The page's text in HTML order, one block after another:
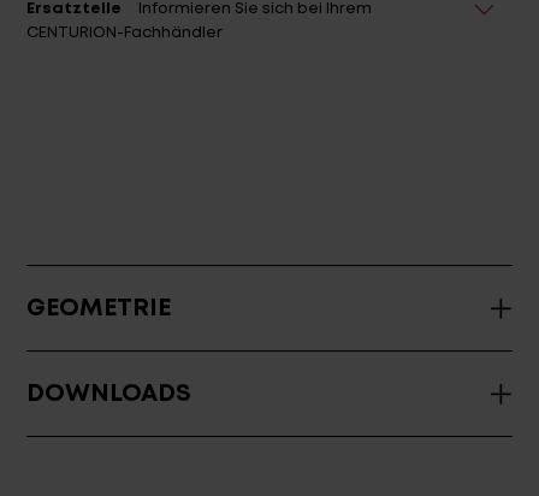
Ersatzteile
Informieren Sie sich bei Ihrem
CENTURION-Fachhändler
GEOMETRIE
DOWNLOADS